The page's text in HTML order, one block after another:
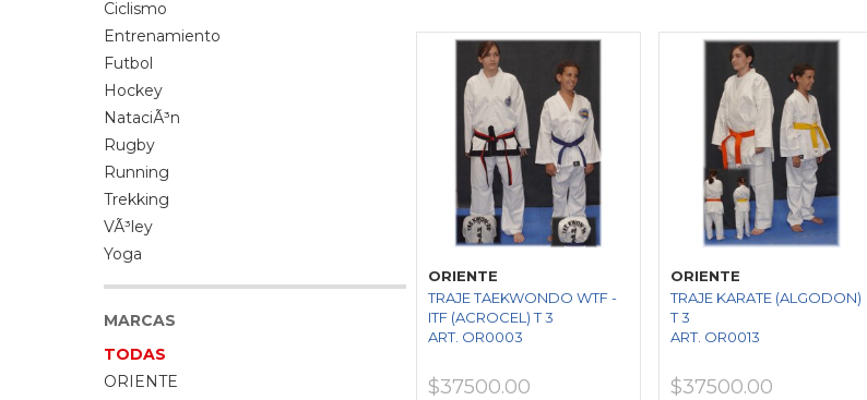
Ciclismo
Entrenamiento
Futbol
Hockey
NataciÃ³n
Rugby
Running
Trekking
VÃ³ley
Yoga
MARCAS
TODAS
ORIENTE
ORIENTE
TRAJE TAEKWONDO WTF -
ITF (ACROCEL) T 3
ART. OR0003
$37500.00
ORIENTE
TRAJE KARATE (ALGODON)
T 3
ART. OR0013
$37500.00